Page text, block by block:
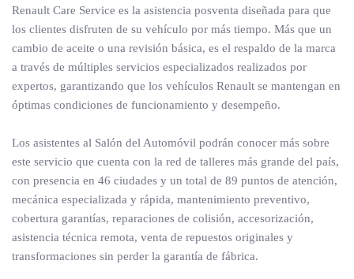
Renault Care Service es la asistencia posventa diseñada para que
los clientes disfruten de su vehículo por más tiempo. Más que un
cambio de aceite o una revisión básica, es el respaldo de la marca
a través de múltiples servicios especializados realizados por
expertos, garantizando que los vehículos Renault se mantengan en
óptimas condiciones de funcionamiento y desempeño.
Los asistentes al Salón del Automóvil podrán conocer más sobre
este servicio que cuenta con la red de talleres más grande del país,
con presencia en 46 ciudades y un total de 89 puntos de atención,
mecánica especializada y rápida, mantenimiento preventivo,
cobertura garantías, reparaciones de colisión, accesorización,
asistencia técnica remota, venta de repuestos originales y
transformaciones sin perder la garantía de fábrica.